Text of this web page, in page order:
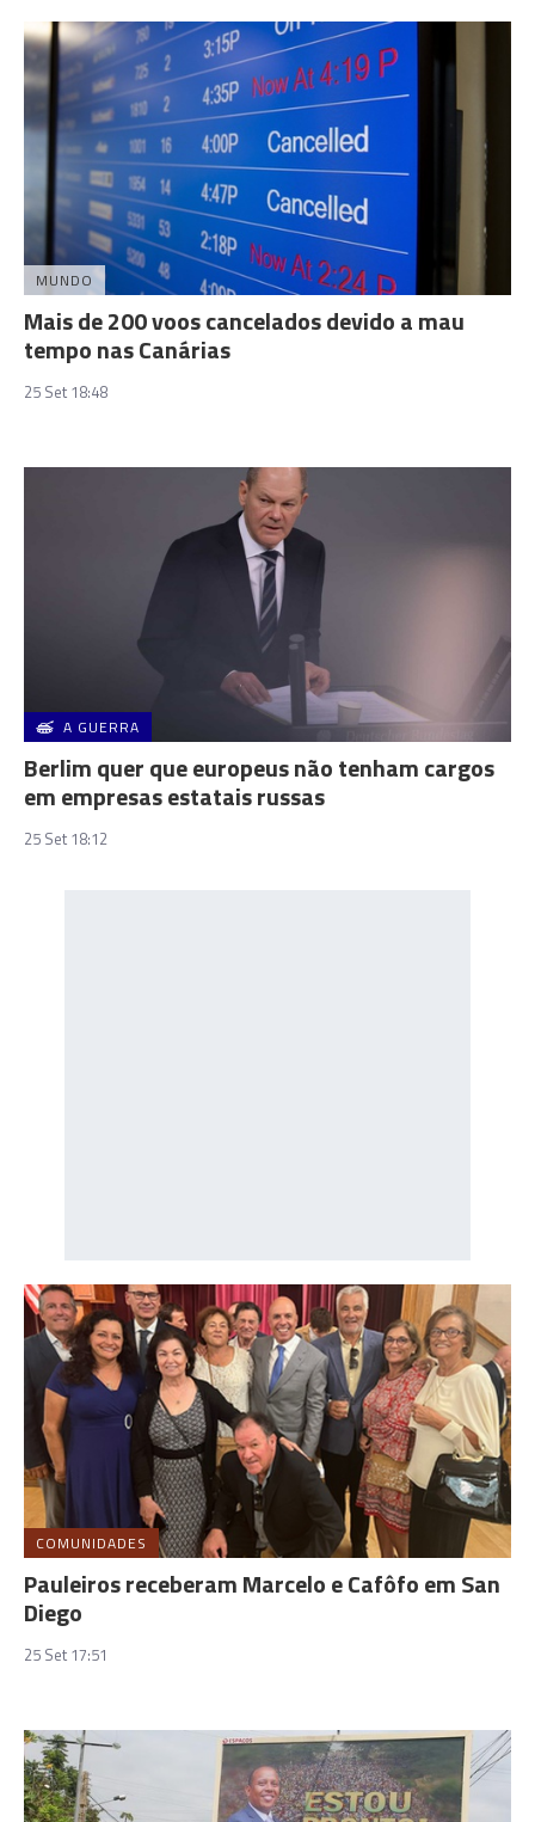
MUNDO
Mais de 200 voos cancelados devido a mau
tempo nas Canárias
25 Set 18:48
A GUERRA
Berlim quer que europeus não tenham cargos
em empresas estatais russas
25 Set 18:12
COMUNIDADES
Pauleiros receberam Marcelo e Cafôfo em San
Diego
25 Set 17:51